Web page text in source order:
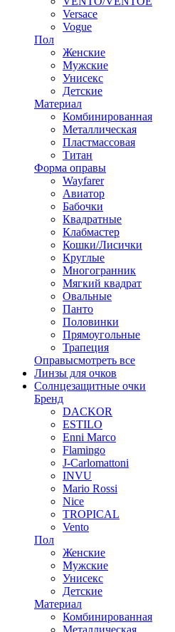
Versace
Vogue
Пол
Женские
Мужские
Унисекс
Детские
Материал
Комбинированная
Металлическая
Пластмассовая
Титан
Форма оправы
Wayfarer
Авиатор
Бабочки
Квадратные
Клабмастер
Кошки/Лисички
Круглые
Многогранник
Мягкий квадрат
Овальные
Панто
Половинки
Прямоугольные
Трапеция
Оправысмотреть все
Линзы для очков
Солнцезащитные очки
Бренд
DACKOR
ESTILO
Enni Marco
Flamingo
J-Carlomattoni
INVU
Mario Rossi
Nice
TROPICAL
Vento
Пол
Женские
Мужские
Унисекс
Детские
Материал
Комбинированная
Металлическая